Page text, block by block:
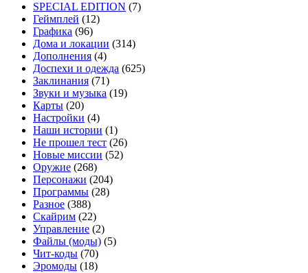
SPECIAL EDITION (7)
Геймплей (12)
Графика (96)
Дома и локации (314)
Дополнения (4)
Доспехи и одежда (625)
Заклинания (71)
Звуки и музыка (19)
Карты (20)
Настройки (4)
Наши истории (1)
Не прошел тест (26)
Новые миссии (52)
Оружие (268)
Персонажи (204)
Программы (28)
Разное (388)
Скайрим (22)
Управление (2)
Файлы (моды) (5)
Чит-коды (70)
Эромоды (18)